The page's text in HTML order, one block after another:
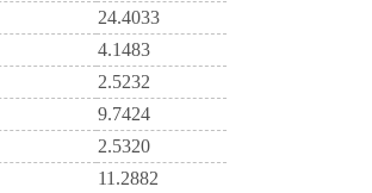
24.4033
4.1483
2.5232
9.7424
2.5320
11.2882